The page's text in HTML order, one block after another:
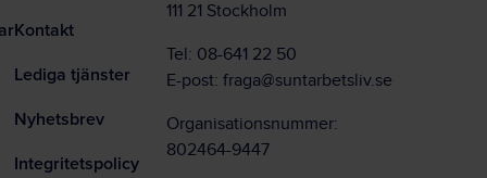
Kontakt
Lediga tjänster
Nyhetsbrev
Integritetspolicy
111 21 Stockholm
Tel: 08-641 22 50
E-post: fraga@suntarbetsliv.se
Organisationsnummer:
802464-9447